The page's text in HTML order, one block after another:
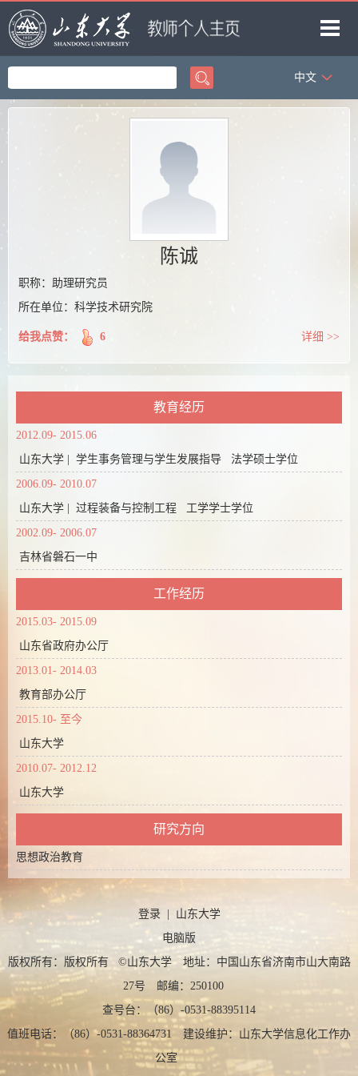
首页
中文
陈诚
职称：助理研究员
所在单位：科学技术研究院
给我点赞： 6 详细 >>
教育经历
2012.09- 2015.06
山东大学 | 学生事务管理与学生发展指导 法学硕士学位
2006.09- 2010.07
山东大学 | 过程装备与控制工程 工学学士学位
2002.09- 2006.07
吉林省磐石一中
工作经历
2015.03- 2015.09
山东省政府办公厅
2013.01- 2014.03
教育部办公厅
2015.10- 至今
山东大学
2010.07- 2012.12
山东大学
研究方向
思想政治教育
登录| 山东大学
电脑版
版权所有：版权所有 ©山东大学 地址：中国山东省济南市山大南路
27号 邮编：250100
查号台：（86）-0531-88395114
值班电话：（86）-0531-88364731 建设维护：山东大学信息化工作办
公室